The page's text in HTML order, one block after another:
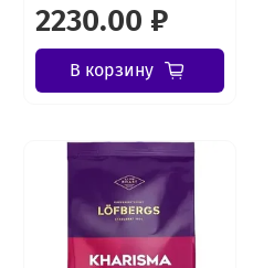
2230.00 ₽
В корзину